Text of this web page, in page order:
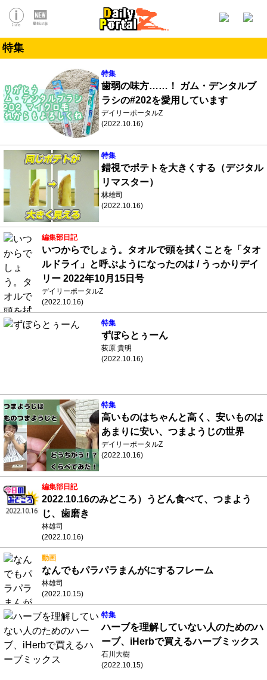
特集
特集
歯弱の味方……！ ガム・デンタルブ
ラシの#202を愛用しています
デイリーポータルZ
(2022.10.16)
特集
錯視でポテトを大きくする（デジタル
リマスター）
林雄司
(2022.10.16)
編集部日記
いつからでしょう。タオルで頭を拭くことを「タオ
ルドライ」と呼ぶようになったのは / うっかりデイ
リー 2022年10月15日号
デイリーポータルZ
(2022.10.16)
特集
ずぼらとぅーん
荻原 貴明
(2022.10.16)
特集
高いものはちゃんと高く、安いものは
あまりに安い、つまようじの世界
デイリーポータルZ
(2022.10.16)
編集部日記
2022.10.16のみどころ）うどん食べて、つまよう
じ、歯磨き
林雄司
(2022.10.16)
動画
なんでもパラパラまんがにするフレーム
林雄司
(2022.10.15)
特集
ハーブを理解していない人のためのハ
ーブ、iHerbで買えるハーブミックス
石川大樹
(2022.10.15)